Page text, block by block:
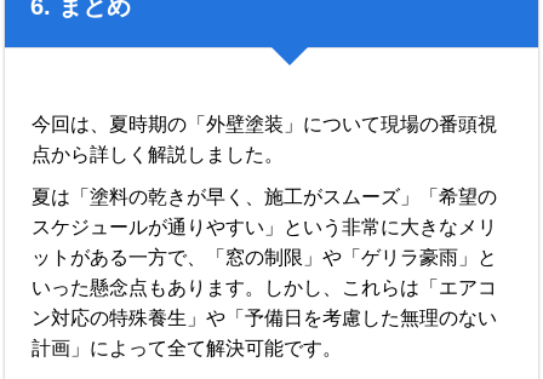
6. まとめ
今回は、夏時期の「外壁塗装」について現場の番頭視
点から詳しく解説しました。
夏は「塗料の乾きが早く、施工がスムーズ」「希望の
スケジュールが通りやすい」という非常に大きなメリ
ットがある一方で、「窓の制限」や「ゲリラ豪雨」と
いった懸念点もあります。しかし、これらは「エアコ
ン対応の特殊養生」や「予備日を考慮した無理のない
計画」によって全て解決可能です。